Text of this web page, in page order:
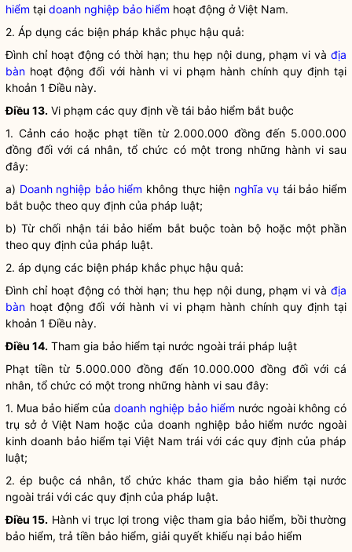
hiểm tại doanh nghiệp bảo hiểm hoạt động ở Việt Nam.
2. Áp dụng các biện pháp khắc phục hậu quả:
Đình chỉ hoạt động có thời hạn; thu hẹp nội dung, phạm vi và địa
bàn hoạt động đối với hành vi vi phạm hành chính quy định tại
khoản 1 Điều này.
Điều 13. Vi phạm các quy định về tái bảo hiểm bắt buộc
1. Cảnh cáo hoặc phạt tiền từ 2.000.000 đồng đến 5.000.000
đồng đối với cá nhân, tổ chức có một trong những hành vi sau
đây:
a) Doanh nghiệp bảo hiểm không thực hiện nghĩa vụ tái bảo hiểm
bắt buộc theo quy định của pháp luật;
b) Từ chối nhận tái bảo hiểm bắt buộc toàn bộ hoặc một phần
theo quy định của pháp luật.
2. áp dụng các biện pháp khắc phục hậu quả:
Đình chỉ hoạt động có thời hạn; thu hẹp nội dung, phạm vi và địa
bàn hoạt động đối với hành vi vi phạm hành chính quy định tại
khoản 1 Điều này.
Điều 14. Tham gia bảo hiểm tại nước ngoài trái pháp luật
Phạt tiền từ 5.000.000 đồng đến 10.000.000 đồng đối với cá
nhân, tổ chức có một trong những hành vi sau đây:
1. Mua bảo hiểm của doanh nghiệp bảo hiểm nước ngoài không có
trụ sở ở Việt Nam hoặc của doanh nghiệp bảo hiểm nước ngoài
kinh doanh bảo hiểm tại Việt Nam trái với các quy định của pháp
luật;
2. ép buộc cá nhân, tổ chức khác tham gia bảo hiểm tại nước
ngoài trái với các quy định của pháp luật.
Điều 15. Hành vi trục lợi trong việc tham gia bảo hiểm, bồi thường
bảo hiểm, trả tiền bảo hiểm, giải quyết khiếu nại bảo hiểm